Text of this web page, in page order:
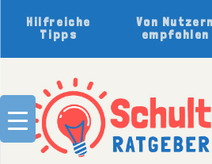
Hilfreiche
Tipps
Von Nutzern
empfohlen